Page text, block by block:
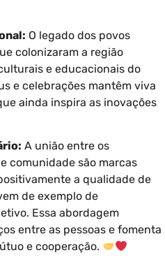
O legado dos povos
colonizaram a região
e educacionais do
e celebrações mantêm viva
ainda inspira as inovações
A união entre os
comunidade são marcas
a qualidade de
de exemplo de
Essa abordagem
entre as pessoas e fomenta
e cooperação.